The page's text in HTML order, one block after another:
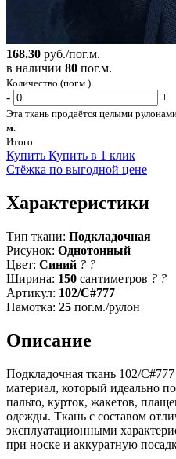
168.30 руб./пог.м.
в наличии 80 пог.м.
Количество (пог.м.)
- +
Эта ткань продаётся целыми
м.
Итого:
Купить Купить в 1 клик
Стёжка по выгодной цене
Характеристики
Тип ткани: Подкладочная
Рисунок: Однотонный
Цвет: Синий ? ?
Ширина: 150 сантиметров ? ?
Артикул: 102/C#777
Намотка: 25 пог.м./рулон
Описание
Подкладочная ткань 102/
материал, который идеально
пальто, курток, жакетов,
одежды. Ткань с составом
эксплуатационными
при носке и аккуратную